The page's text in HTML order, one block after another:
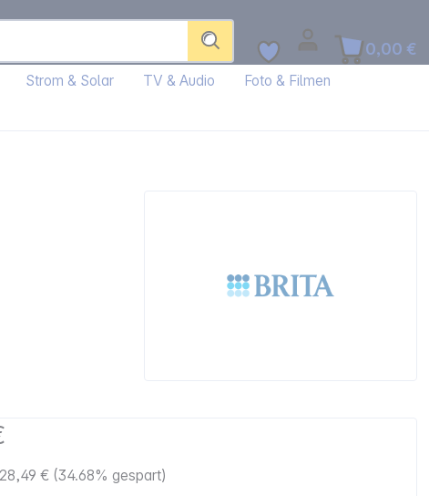
0,00 €
Strom & Solar TV & Audio
Foto & Filmen
28,49 € (34.68% gespart)